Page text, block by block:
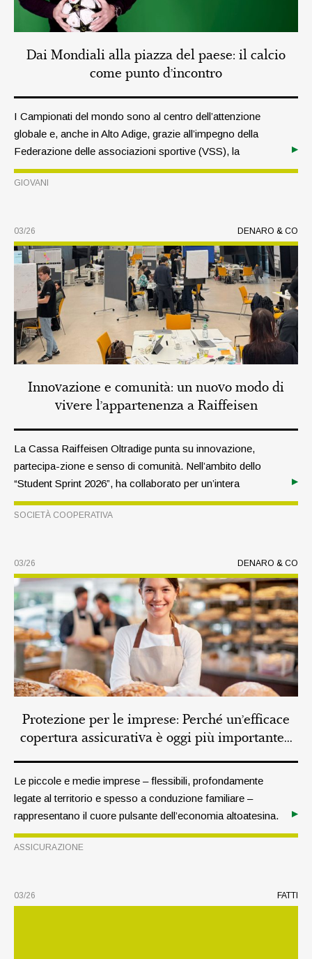
Dai Mondiali alla piazza del paese: il calcio
come punto d’incontro
I Campionati del mondo sono al centro dell’attenzione
globale e, anche in Alto Adige, grazie all’impegno della
Federazione delle associazioni sportive (VSS), la
passione per il calcio viene vissuta con entusiasmo. In
un’intervista con Armin Kager, responsabile di questo
GIOVANI
DENARO & CO
03/26
Innovazione e comunità: un nuovo modo di
vivere l’appartenenza a Raiffeisen
La Cassa Raiffeisen Oltradige punta su innovazione,
partecipa-zione e senso di comunità. Nell’ambito dello
“Student Sprint 2026”, ha collaborato per un’intera
settimana con giovani provenienti da tutta Europa con
l’obiettivo di ripensare il significato dello status di socio.
SOCIETÀ COOPERATIVA
DENARO & CO
03/26
Protezione per le imprese: Perché un’efficace
copertura assicurativa è oggi più importante...
Le piccole e medie imprese – flessibili, profondamente
legate al territorio e spesso a conduzione familiare –
rappresentano il cuore pulsante dell’economia altoatesina.
Oggi si trovano ad affrontare rischi sempre più numerosi
e complessi: non solo incendi, furti o responsabilità civile,
ASSICURAZIONE
FATTI
03/26